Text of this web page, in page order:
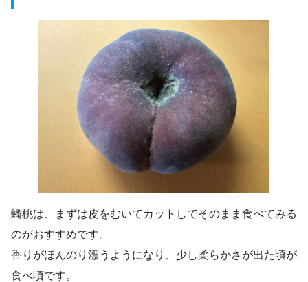
蟠桃は、まずは皮をむいてカットしてそのまま食べてみる
のがおすすめです。
香りがほんのり漂うようになり、少し柔らかさが出た頃が
食べ頃です。